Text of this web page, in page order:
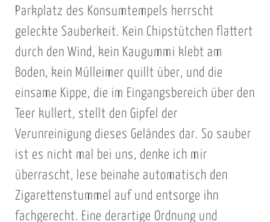
Parkplatz des Konsumtempels herrscht
geleckte Sauberkeit. Kein Chipstütchen flattert
durch den Wind, kein Kaugummi klebt am
Boden, kein Mülleimer quillt über, und die
einsame Kippe, die im Eingangsbereich über den
Teer kullert, stellt den Gipfel der
Verunreinigung dieses Geländes dar. So sauber
ist es nicht mal bei uns, denke ich mir
überrascht, lese beinahe automatisch den
Zigarettenstummel auf und entsorge ihn
fachgerecht. Eine derartige Ordnung und